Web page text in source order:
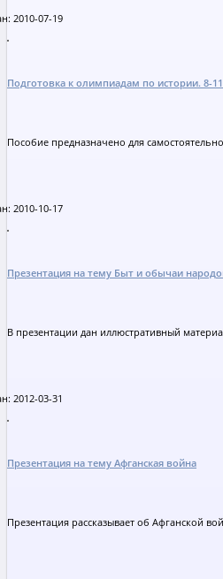
2010-07-19
Подготовка к олимпиадам по истории. 8-
Пособие предназначено для
2010-10-17
Презентация на тему Быт и обычаи
В презентации дан иллюстративный
2012-03-31
Презентация на тему Афганская война
Презентация рассказывает об Афганской